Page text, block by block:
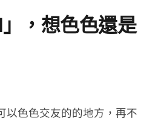
，想色色還是
以色色交友的的地方，再不